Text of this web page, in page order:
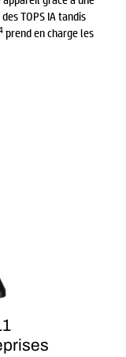
TOPS IA tandis
prend en charge les